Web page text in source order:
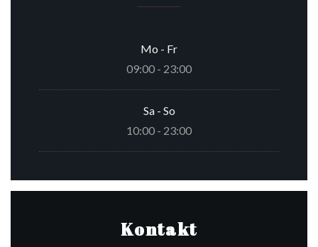
Mo - Fr
09:00 - 23:00
Sa- So
10:00 - 23:00
Kontakt